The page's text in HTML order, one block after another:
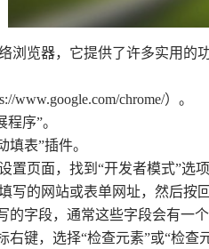
浏览器，它提供了许多实用的
www.google.com/chrome/）。
序”。
表”插件。
置页面，找到“开发者模式”
写的网站或表单网址，然后按
字段，通常这些字段会有一
键，选择“检查元素”或“检查